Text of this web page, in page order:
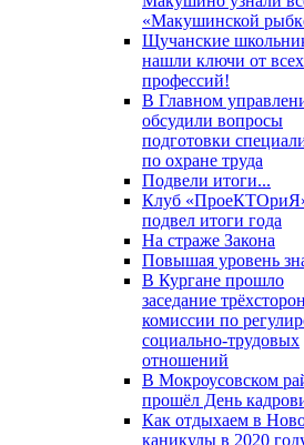
«Макушинской
Щучанские
нашли ключи от всех
профессий!
В Главном
обсудили вопросы
подготовки
по охране труда
Подвели итоги...
Клуб
подвел итоги года
На страже Закона
Повышая уровень
В Кургане прошло
заседание
комиссии по
социально-трудовых
отношений
В Мокроусовском
прошёл День
Как отдыхаем в
каникулы в 2020